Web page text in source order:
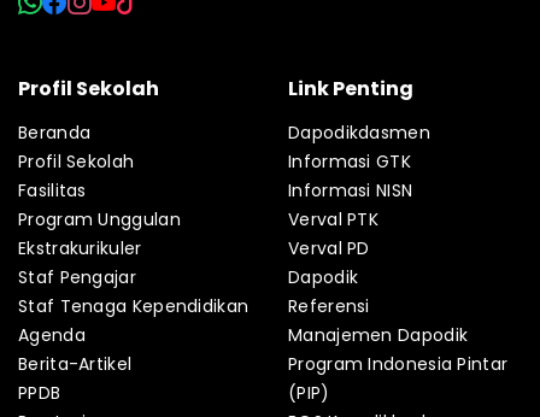
Profil Sekolah
Beranda
Profil Sekolah
Fasilitas
Program Unggulan
Ekstrakurikuler
Staf Pengajar
Staf Tenaga Kependidikan
Agenda
Berita-Artikel
PPDB
Link Penting
Dapodikdasmen
Informasi GTK
Informasi NISN
Verval PTK
Verval PD
Dapodik
Referensi
Manajemen Dapodik
Program Indonesia Pintar
(PIP)